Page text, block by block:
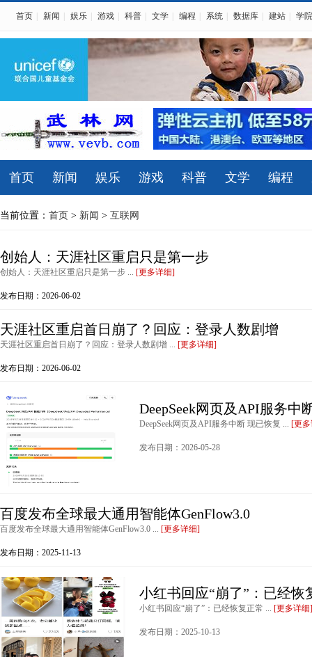
首页 新闻 娱乐 游戏 科普 文学 编程 系统 数据库 建站 学院
首页 新闻 娱乐 游戏 科普 文学 编程
当前位置： 首页 > 新闻 > 互联网
创始人：天涯社区重启只是第一步
创始人：天涯社区重启只是第一步 ... [更多详细]
发布日期：2026-06-02
天涯社区重启首日崩了？回应：登录人数剧增
天涯社区重启首日崩了？回应：登录人数剧增 ... [更多详细]
发布日期：2026-06-02
DeepSeek网页及API服务中
DeepSeek网页及API服务中断 现已恢复 ... [更
发布日期：2026-05-28
百度发布全球最大通用智能体GenFlow3.0
百度发布全球最大通用智能体GenFlow3.0 ... [更多详细]
发布日期：2025-11-13
小红书回应“崩了”：已经恢
小红书回应“崩了”：已经恢复正常 ... [更多详细]
发布日期：2025-10-13